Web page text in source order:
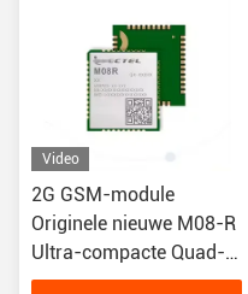
Video
2G GSM-module
Originele nieuwe M08-R
Ultra-compacte Quad-
band GSM/GPRS-